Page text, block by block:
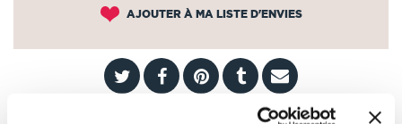
AJOUTER À MA LISTE D'ENVIES